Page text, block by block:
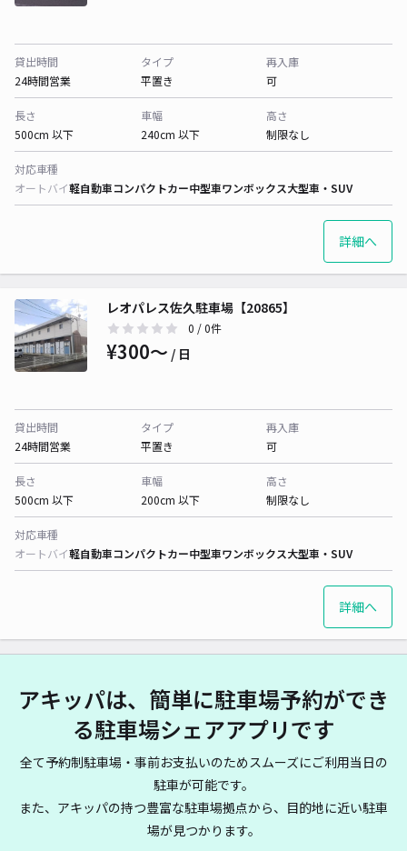
貸出時間
24時間営業
タイプ
平置き
再入庫
可
長さ
500cm 以下
車幅
240cm 以下
高さ
制限なし
対応車種
オートバイ軽自動車コンパクトカー中型車ワンボックス大型車・SUV
詳細へ
レオパレス佐久駐車場【20865】
0 / 0件
¥300〜 / 日
貸出時間
24時間営業
タイプ
平置き
再入庫
可
長さ
500cm 以下
車幅
200cm 以下
高さ
制限なし
対応車種
オートバイ軽自動車コンパクトカー中型車ワンボックス大型車・SUV
詳細へ
アキッパは、簡単に駐車場予約ができ
る駐車場シェアアプリです
全て予約制駐車場・事前お支払いのためスムーズにご利用当日の
駐車が可能です。
また、アキッパの持つ豊富な駐車場拠点から、目的地に近い駐車
場が見つかります。